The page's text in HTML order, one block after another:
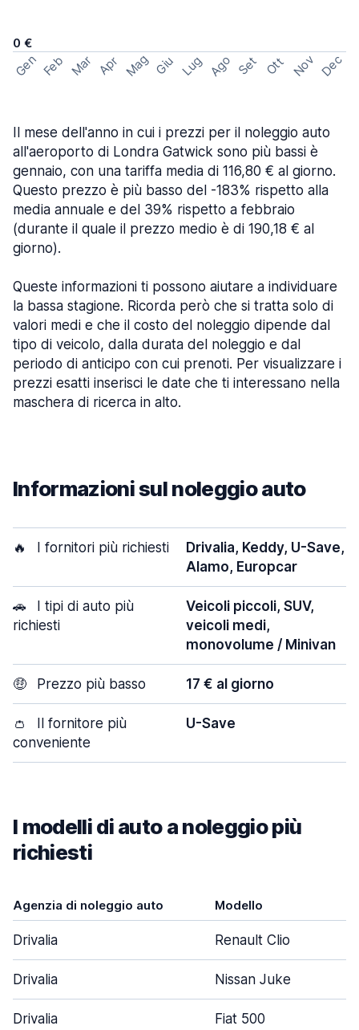
0 €
Gen Feb Mar Apr Mag Giu Lug Ago Set Ott Nov Dec
Il mese dell'anno in cui i prezzi per il noleggio auto
all'aeroporto di Londra Gatwick sono più bassi è
gennaio, con una tariffa media di 116,80 € al giorno.
Questo prezzo è più basso del -183% rispetto alla
media annuale e del 39% rispetto a febbraio
(durante il quale il prezzo medio è di 190,18 € al
giorno).
Queste informazioni ti possono aiutare a individuare
la bassa stagione. Ricorda però che si tratta solo di
valori medi e che il costo del noleggio dipende dal
tipo di veicolo, dalla durata del noleggio e dal
periodo di anticipo con cui prenoti. Per visualizzare i
prezzi esatti inserisci le date che ti interessano nella
maschera di ricerca in alto.
Informazioni sul noleggio auto
🔥 I fornitori più richiesti
Drivalia, Keddy, U-Save,
Alamo, Europcar
🚗
I tipi di auto più
richiesti
Veicoli piccoli, SUV,
veicoli medi,
monovolume / Minivan
🤑 Prezzo più basso 17 € al giorno
👛
Il fornitore più
conveniente
U-Save
I modelli di auto a noleggio più
richiesti
Agenzia di noleggio auto Modello
Drivalia Renault Clio
Drivalia Nissan Juke
Drivalia Fiat 500